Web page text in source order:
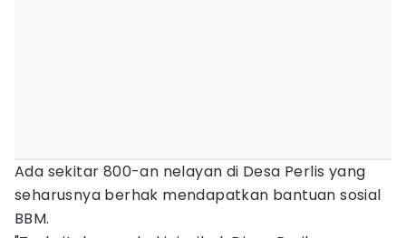
Ada sekitar 800-an nelayan di Desa Perlis yang
seharusnya berhak mendapatkan bantuan sosial
BBM.